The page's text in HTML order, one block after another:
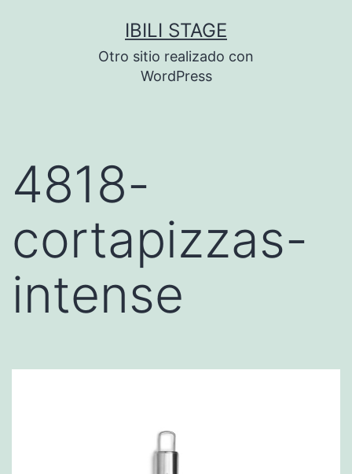
IBILI STAGE
Otro sitio realizado con
WordPress
4818-
cortapizzas-
intense